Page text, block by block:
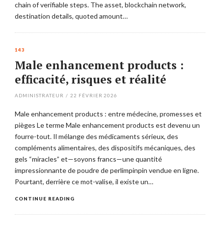
chain of verifiable steps. The asset, blockchain network,
destination details, quoted amount…
143
Male enhancement products :
efficacité, risques et réalité
ADMINISTRATEUR / 22 FÉVRIER 2026
Male enhancement products : entre médecine, promesses et
pièges Le terme Male enhancement products est devenu un
fourre-tout. Il mélange des médicaments sérieux, des
compléments alimentaires, des dispositifs mécaniques, des
gels “miracles” et—soyons francs—une quantité
impressionnante de poudre de perlimpinpin vendue en ligne.
Pourtant, derrière ce mot-valise, il existe un…
CONTINUE READING